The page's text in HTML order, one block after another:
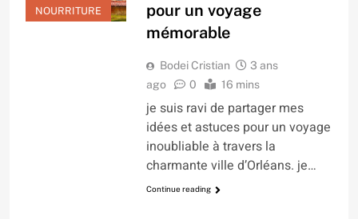
NOURRITURE
pour un voyage
mémorable
Bodei Cristian
3 ans
ago
0 16 mins
je suis ravi de partager mes
idées et astuces pour un voyage
inoubliable à travers la
charmante ville d’Orléans. je…
Continue reading